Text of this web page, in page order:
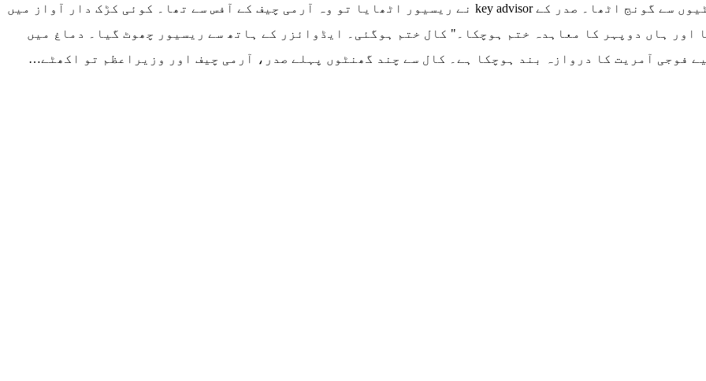
مصر رات کے 9 بج رہے تھے۔ اچانک ایوان صدر فون کی گھنٹیوں سے گونج اٹھا۔ صدر کے key advisor نے ریسیور اٹھایا تو وہ آرمی چیف کے آفس سے تھا۔ کوئی کڑک دار آواز میں
اور ہاں دوپہر کا معاہدہ ختم ہوچکا۔" کال ختم ہوگئی۔ ایڈوائزر کے ہاتھ سے ریسیور چھوٹ گیا۔ دماغ میں
فوجی آمریت کا دروازہ بند ہوچکا ہے۔ کال سے چند گھنٹوں پہلے صدر، آرمی چیف اور وزیراعظم تو اکھٹے…